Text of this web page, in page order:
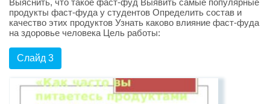
Выяснить, что такое фаст-фуд Выявить самые популярные
продукты фаст-фуда у студентов Определить состав и
качество этих продуктов Узнать каково влияние фаст-фуда
на здоровье человека Цель работы:
Слайд 3